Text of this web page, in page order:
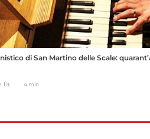
di San Martino delle Scale:
fa 4 min